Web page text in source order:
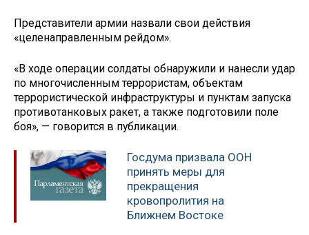
Представители армии назвали свои действия
«целенаправленным рейдом».
«В ходе операции солдаты обнаружили и нанесли удар
по многочисленным террористам, объектам
террористической инфраструктуры и пунктам запуска
противотанковых ракет, а также подготовили поле
боя», — говорится в публикации.
Госдума призвала ООН
принять меры для
прекращения
кровопролития на
Ближнем Востоке